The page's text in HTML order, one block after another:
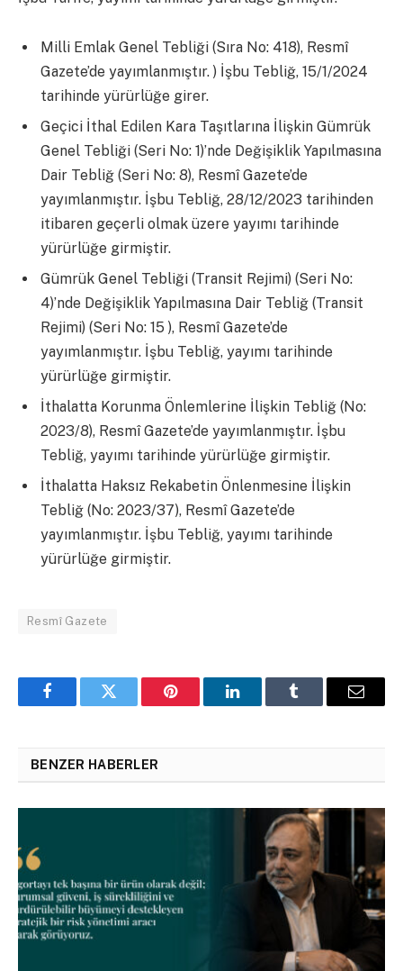
Milli Emlak Genel Tebliği (Sıra No: 418), Resmî
Gazete’de yayımlanmıştır. ) İşbu Tebliğ, 15/1/2024
tarihinde yürürlüğe girer.
Geçici İthal Edilen Kara Taşıtlarına İlişkin Gümrük
Genel Tebliği (Seri No: 1)’nde Değişiklik Yapılmasına
Dair Tebliğ (Seri No: 8), Resmî Gazete’de
yayımlanmıştır. İşbu Tebliğ, 28/12/2023 tarihinden
itibaren geçerli olmak üzere yayımı tarihinde
yürürlüğe girmiştir.
Gümrük Genel Tebliği (Transit Rejimi) (Seri No:
4)’nde Değişiklik Yapılmasına Dair Tebliğ (Transit
Rejimi) (Seri No: 15 ), Resmî Gazete’de
yayımlanmıştır. İşbu Tebliğ, yayımı tarihinde
yürürlüğe girmiştir.
İthalatta Korunma Önlemlerine İlişkin Tebliğ (No:
2023/8), Resmî Gazete’de yayımlanmıştır. İşbu
Tebliğ, yayımı tarihinde yürürlüğe girmiştir.
İthalatta Haksız Rekabetin Önlenmesine İlişkin
Tebliğ (No: 2023/37), Resmî Gazete’de
yayımlanmıştır. İşbu Tebliğ, yayımı tarihinde
yürürlüğe girmiştir.
Resmî Gazete
FacebookTwitter Pinterest LinkedInTumblr Email
BENZER HABERLER